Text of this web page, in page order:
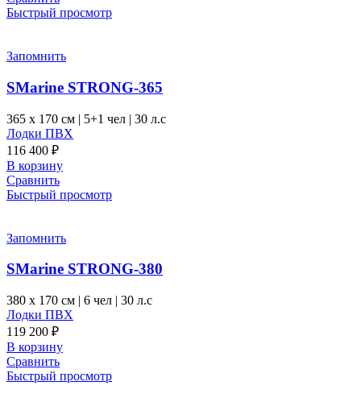
выбрать
на
странице
товара.
Быстрый просмотр
Запомнить
SMarine STRONG-365
365 x 170 см | 5+1 чел | 30 л.с
Лодки ПВХ
116 400 ₽
В корзину
Сравнить
Быстрый просмотр
Запомнить
SMarine STRONG-380
380 x 170 см | 6 чел | 30 л.с
Лодки ПВХ
119 200 ₽
В корзину
Сравнить
Быстрый просмотр